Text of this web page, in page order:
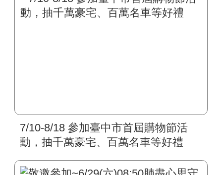
7/10-8/18 參加臺中市首屆購物節活
動，抽千萬豪宅、百萬名車等好禮